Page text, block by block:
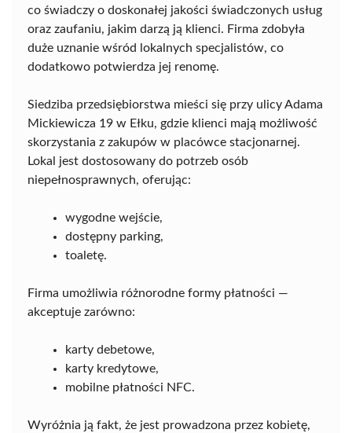
co świadczy o doskonałej jakości świadczonych usług
oraz zaufaniu, jakim darzą ją klienci. Firma zdobyła
duże uznanie wśród lokalnych specjalistów, co
dodatkowo potwierdza jej renomę.
Siedziba przedsiębiorstwa mieści się przy ulicy Adama
Mickiewicza 19 w Ełku, gdzie klienci mają możliwość
skorzystania z zakupów w placówce stacjonarnej.
Lokal jest dostosowany do potrzeb osób
niepełnosprawnych, oferując:
wygodne wejście,
dostępny parking,
toaletę.
Firma umożliwia różnorodne formy płatności —
akceptuje zarówno:
karty debetowe,
karty kredytowe,
mobilne płatności NFC.
Wyróżnia ją fakt, że jest prowadzona przez kobietę,